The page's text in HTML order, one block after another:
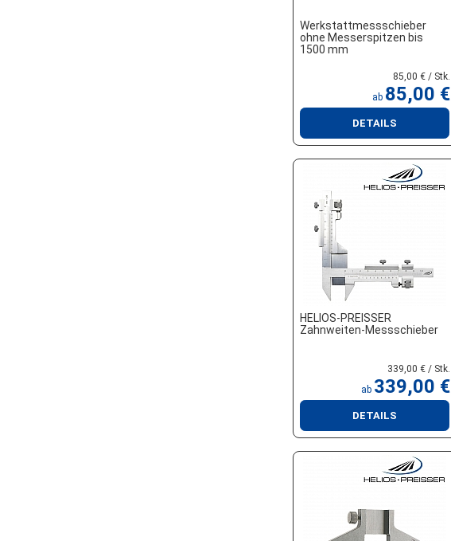
Werkstattmessschieber
ohne Messerspitzen bis
1500 mm
85,00 € / Stk.
ab 85,00 €
DETAILS
HELIOS-PREISSER
Zahnweiten-Messschieber
339,00 € / Stk.
ab 339,00 €
DETAILS